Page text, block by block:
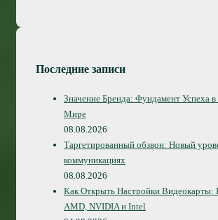
Последние записи
Значение Бренда: Фундамент Успеха
Мире
08.08.2026
Таргетированный обзвон: Новый
коммуникациях
08.08.2026
Как Открыть Настройки Видеокарты:
AMD, NVIDIA и Intel